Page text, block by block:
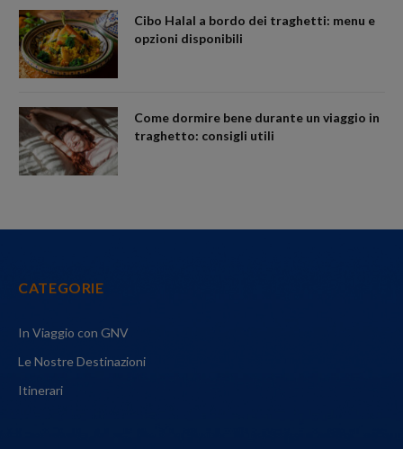
Cibo Halal a bordo dei traghetti: menu e
opzioni disponibili
Come dormire bene durante un viaggio in
traghetto: consigli utili
CATEGORIE
In Viaggio con GNV
Le Nostre Destinazioni
Itinerari